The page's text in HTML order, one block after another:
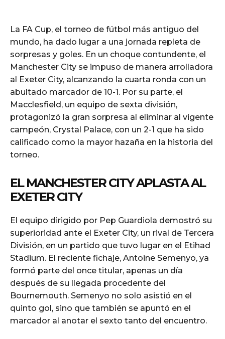
La FA Cup, el torneo de fútbol más antiguo del
mundo, ha dado lugar a una jornada repleta de
sorpresas y goles. En un choque contundente, el
Manchester City se impuso de manera arrolladora
al Exeter City, alcanzando la cuarta ronda con un
abultado marcador de 10-1. Por su parte, el
Macclesfield, un equipo de sexta división,
protagonizó la gran sorpresa al eliminar al vigente
campeón, Crystal Palace, con un 2-1 que ha sido
calificado como la mayor hazaña en la historia del
torneo.
EL MANCHESTER CITY APLASTA AL
EXETER CITY
El equipo dirigido por Pep Guardiola demostró su
superioridad ante el Exeter City, un rival de Tercera
División, en un partido que tuvo lugar en el Etihad
Stadium. El reciente fichaje, Antoine Semenyo, ya
formó parte del once titular, apenas un día
después de su llegada procedente del
Bournemouth. Semenyo no solo asistió en el
quinto gol, sino que también se apuntó en el
marcador al anotar el sexto tanto del encuentro.